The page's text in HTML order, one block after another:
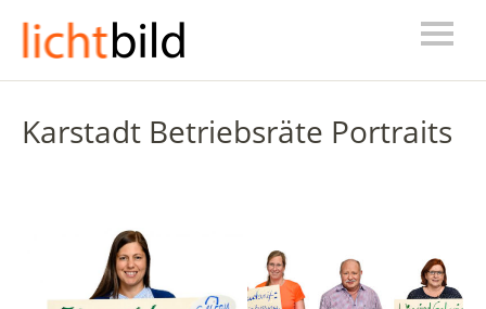
Karstadt Betriebsräte Portraits